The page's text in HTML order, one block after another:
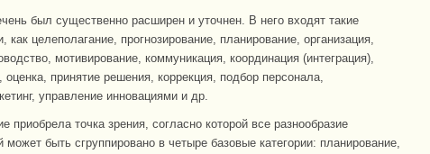
был существенно расширен и уточнен. В него входят такие
как целеполагание, прогнозирование, планирование, организация,
мотивирование, коммуникация, координация (интеграция),
оценка, принятие решения, коррекция, подбор персонала,
управление инновациями и др.
приобрела точка зрения, согласно которой все разнообразие
может быть сгруппировано в четыре базовые категории: планирование,